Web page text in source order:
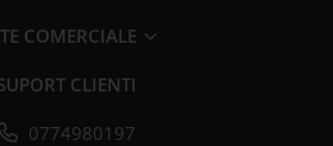
COMERCIALE
CLIENTI
0774980197